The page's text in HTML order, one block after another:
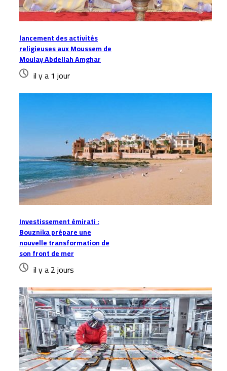
lancement des activités
religieuses aux Moussem de
Moulay Abdellah Amghar
il y a 1 jour
Investissement émirati :
Bouznika prépare une
nouvelle transformation de
son front de mer
il y a 2 jours